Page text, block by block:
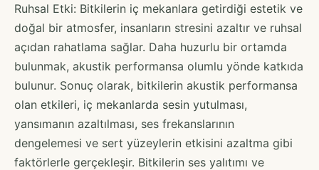
Ruhsal Etki: Bitkilerin iç mekanlara getirdiği estetik ve
doğal bir atmosfer, insanların stresini azaltır ve ruhsal
açıdan rahatlama sağlar. Daha huzurlu bir ortamda
bulunmak, akustik performansa olumlu yönde katkıda
bulunur. Sonuç olarak, bitkilerin akustik performansa
olan etkileri, iç mekanlarda sesin yutulması,
yansımanın azaltılması, ses frekanslarının
dengelemesi ve sert yüzeylerin etkisini azaltma gibi
faktörlerle gerçekleşir. Bitkilerin ses yalıtımı ve